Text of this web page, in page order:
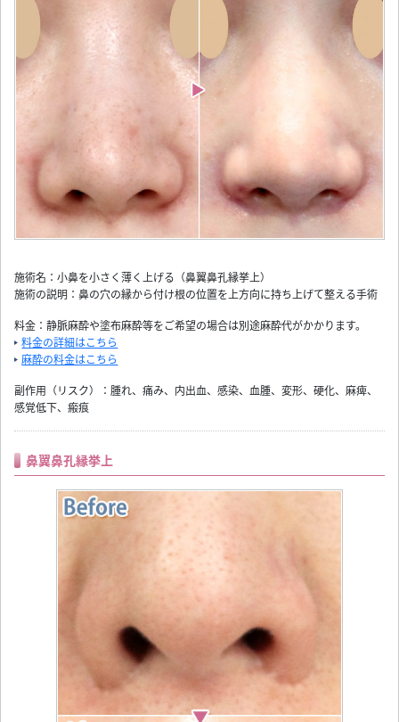
施術名：小鼻を小さく薄く上げる（鼻翼鼻孔縁挙上）
施術の説明：鼻の穴の縁から付け根の位置を上方向に持ち上げて整える手術
料金：静脈麻酔や塗布麻酔等をご希望の場合は別途麻酔代がかかります。
料金の詳細はこちら
麻酔の料金はこちら
副作用（リスク）：腫れ、痛み、内出血、感染、血腫、変形、硬化、麻痺、
感覚低下、瘢痕
鼻翼鼻孔縁挙上